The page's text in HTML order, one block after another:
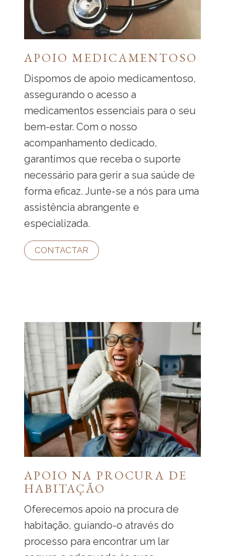
APOIO MEDICAMENTOSO
Dispomos de apoio medicamentoso,
assegurando o acesso a
medicamentos essenciais para o seu
bem-estar. Com o nosso
acompanhamento dedicado,
garantimos que receba o suporte
necessário para gerir a sua saúde de
forma eficaz. Junte-se a nós para uma
assistência abrangente e
especializada.
CONTACTAR
APOIO NA PROCURA DE
HABITAÇÃO
Oferecemos apoio na procura de
habitação, guiando-o através do
processo para encontrar um lar